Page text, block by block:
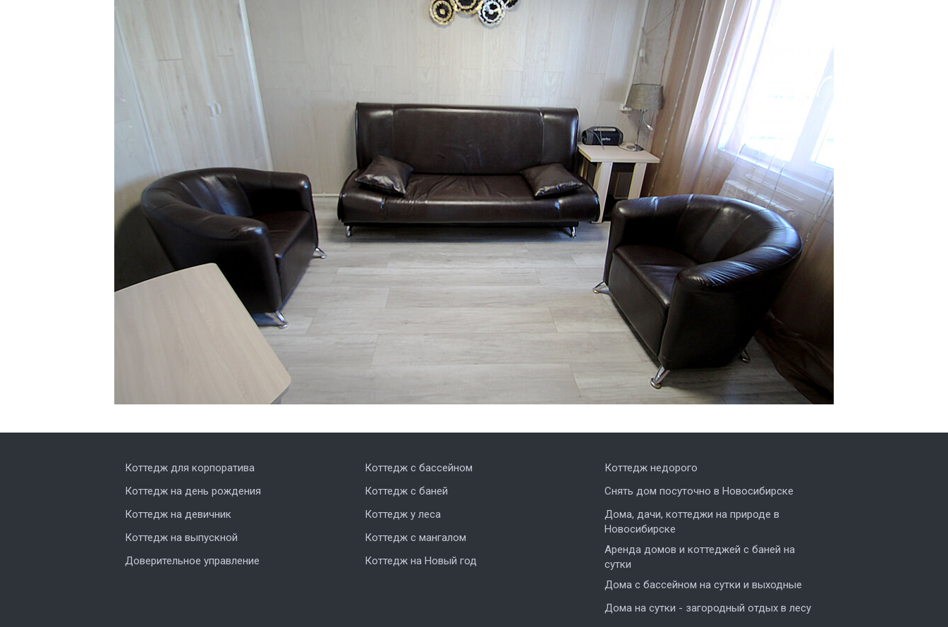
Коттедж для корпоратива
Коттедж на день рождения
Коттедж на девичник
Коттедж на выпускной
Доверительное управление
Коттедж с бассейном
Коттедж с баней
Коттедж у леса
Коттедж с мангалом
Коттедж на Новый год
Коттедж недорого
Снять дом посуточно в Новосибирске
Дома, дачи, коттеджи на природе в
Новосибирске
Аренда домов и коттеджей с баней на
сутки
Дома с бассейном на сутки и выходные
Дома на сутки - загородный отдых в лесу